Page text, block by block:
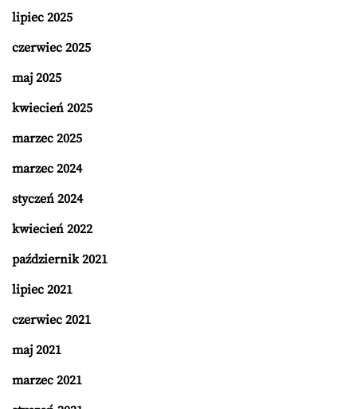
lipiec 2025
czerwiec 2025
maj 2025
kwiecień 2025
marzec 2025
marzec 2024
styczeń 2024
kwiecień 2022
październik 2021
lipiec 2021
czerwiec 2021
maj 2021
marzec 2021